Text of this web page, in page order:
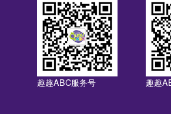
趣趣ABC服务号 趣趣